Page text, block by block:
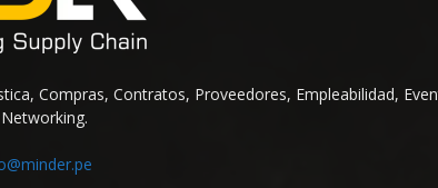
Compras, Contratos, Proveedores, Empleabilidad,